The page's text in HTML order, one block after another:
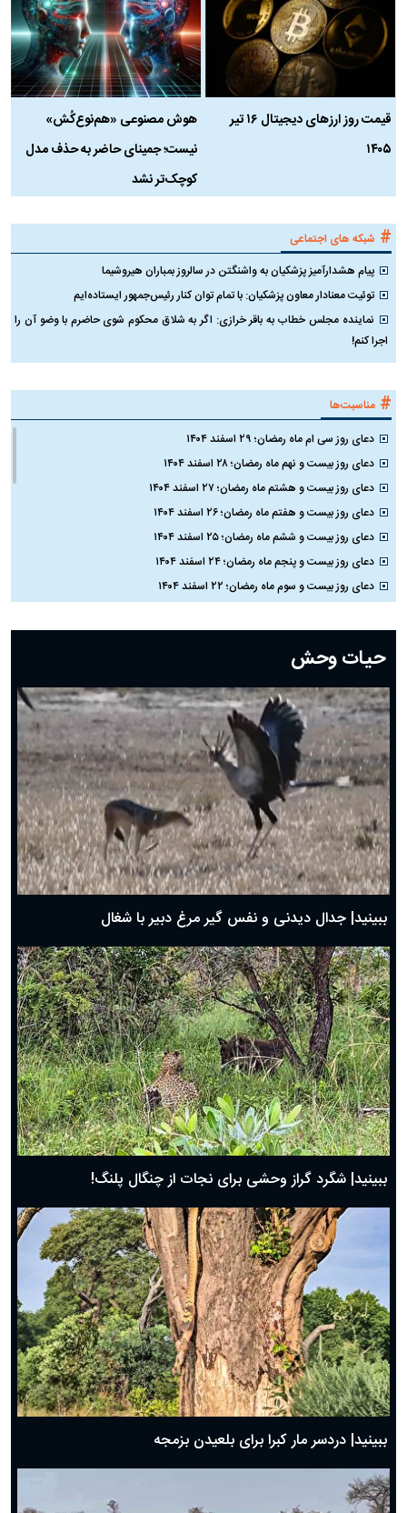
قیمت روز ارز‌های دیجیتال ۱۶ تیر
۱۴۰۵
هوش مصنوعی «هم‌نوع‌کُش»
نیست؛ جمینای حاضر به حذف مدل
کوچک‌تر نشد
# شبکه های اجتماعی
پیام هشدارآمیز پزشکیان به واشنگتن در سالروز بمباران هیروشیما
توئیت معنادار معاون پزشکیان: با تمام توان کنار رئیس‌جمهور ایستاده‌ایم
نماینده مجلس خطاب به باقر خرازی: اگر به شلاق محکوم شوی حاضرم با وضو آن را
اجرا کنم!
# مناسبت‌ها
دعای روز سی ام ماه رمضان؛ ۲۹ اسفند ۱۴۰۴
دعای روز بیست و نهم ماه رمضان؛ ۲۸ اسفند ۱۴۰۴
دعای روز بیست و هشتم ماه رمضان؛ ۲۷ اسفند ۱۴۰۴
دعای روز بیست و هفتم ماه رمضان؛ ۲۶ اسفند ۱۴۰۴
دعای روز بیست و ششم ماه رمضان؛ ۲۵ اسفند ۱۴۰۴
دعای روز بیست و پنجم ماه رمضان؛ ۲۴ اسفند ۱۴۰۴
دعای روز بیست و سوم ماه رمضان؛ ۲۲ اسفند ۱۴۰۴
دعای روز بیستم ماه رمضان؛ ۱۹ اسفند ۱۴۰۴
دعای روز هشتم ماه مبارک رمضان؛ ۷ اسفند ماه ۱۴۰۴
دعای روز هفتم ماه رمضان؛ ۶ اسفند ۱۴۰۴
دعای روز ششم ماه رمضان؛ ۵ اسفند ۱۴۰۴
دعای روز پنجم ماه رمضان؛ ۴ اسفند ۱۴۰۴
دعای روز چهارم ماه مبارک رمضان؛ ۳ اسفند ۱۴۰۴
دعای روز سوم ماه مبارک رمضان؛ ۱۴ اسفند ۱۴۰۴
دعای روز دوم ماه مبارک رمضان ۱ اسفند ماه ۱۴۰۴
دعای روز اول ماه مبارک رمضان، ۳۰ بهمن ۱۴۰۴
حضرت زینب(س) چگونه از دنیا رفت؟
بهترین پیامک تبریک روز پدر ۱۴۰۴؛ جملات زیبا و صمیمانه
حیات وحش
ببینید| جدال دیدنی و نفس گیر مرغ دبیر با شغال
ببینید| شگرد گراز وحشی برای نجات از چنگال پلنگ!
ببینید| دردسر مار کبرا برای بلعیدن بزمجه